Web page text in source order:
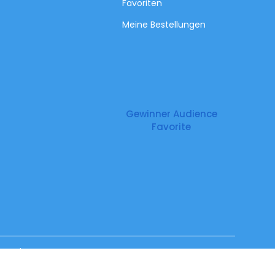
Favoriten
Meine Bestellungen
Gewinner Audience
Favorite
Impressum